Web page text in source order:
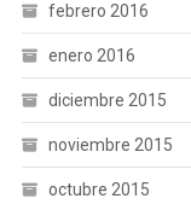
febrero 2016
enero 2016
diciembre 2015
noviembre 2015
octubre 2015